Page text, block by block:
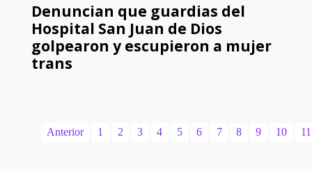
Denuncian que guardias del
Hospital San Juan de Dios
golpearon y escupieron a mujer
trans
Anterior 1 2 3 4 5 6 7 8 9 10 11